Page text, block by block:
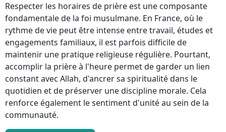
Respecter les horaires de prière est une composante
fondamentale de la foi musulmane. En France, où le
rythme de vie peut être intense entre travail, études et
engagements familiaux, il est parfois difficile de
maintenir une pratique religieuse régulière. Pourtant,
accomplir la prière à l'heure permet de garder un lien
constant avec Allah, d'ancrer sa spiritualité dans le
quotidien et de préserver une discipline morale. Cela
renforce également le sentiment d'unité au sein de la
communauté.